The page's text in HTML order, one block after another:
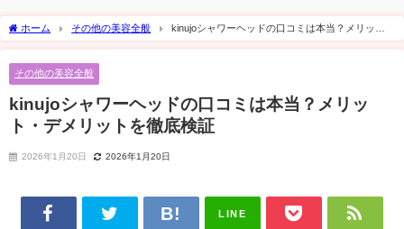
ホーム その他の美容全般
kinujoシャワーヘッドの口コミは本当？メリッ
その他の美容全般
kinujoシャワーヘッドの口コミは本当？メリッ
ト・デメリットを徹底検証
2026年1月20日 2026年1月20日
LINE